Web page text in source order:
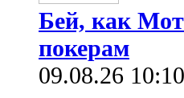
Бей, как
покерам
09.08.26 10:10